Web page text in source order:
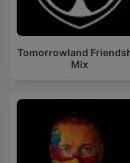
Tomorrowland
Mix